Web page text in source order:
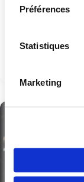
Préférences
Statistiques
Marketing
une course
Après,
compte pour